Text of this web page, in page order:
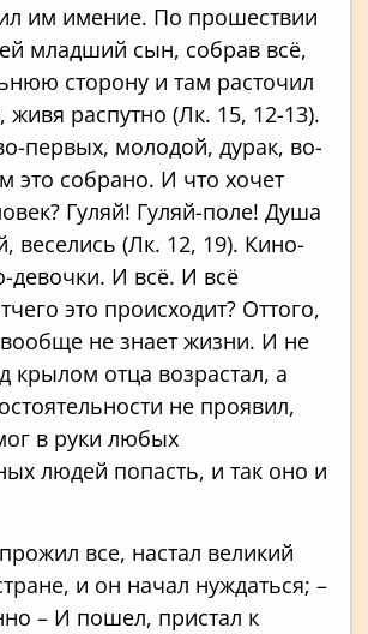
им имение. По прошествии
младший сын, собрав всё,
сторону и там расточил
живя распутно (Лк. 15, 12-13).
первых, молодой, дурак, во-
это собрано. И что хочет
Гуляй! Гуляй-поле! Душа
веселись (Лк. 12, 19). Кино-
девочки. И всё. И всё
это происходит? Оттого,
не знает жизни. И не
крылом отца возрастал, а
не проявил,
в руки любых
людей попасть, и так оно и
все, настал великий
и он начал нуждаться; –
– И пошел, пристал к